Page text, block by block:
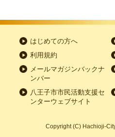
はじめての方へ
利用規約
メールマガジンバックナ
ンバー
八王子市市民活動支援セ
ンターウェブサイト
Copyright (C) Hachioji-